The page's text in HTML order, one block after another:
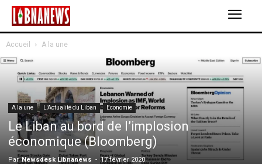
Accueil A la une
A la une L'Actualité du Liban Economie
Le Liban au bord de l’implosion
économique (Bloomberg)
Par Newsdesk Libnanews - 17 février 2020